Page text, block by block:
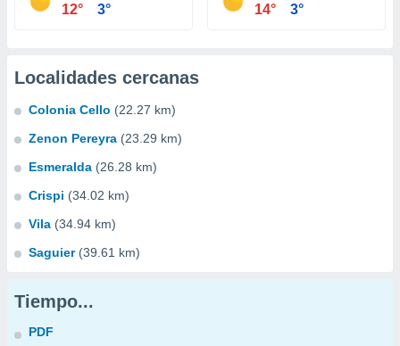
12° 3° 14° 3°
Localidades cercanas
Colonia Cello (22.27 km)
Zenon Pereyra (23.29 km)
Esmeralda (26.28 km)
Crispi (34.02 km)
Vila (34.94 km)
Saguier (39.61 km)
Tiempo...
PDF